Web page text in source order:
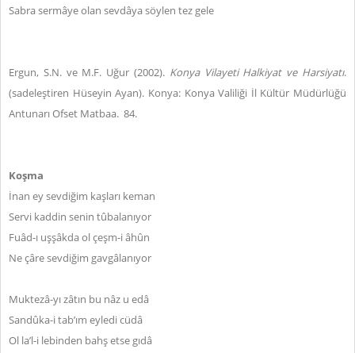
Sabra sermâye olan sevdâya söylen tez gele
Ergun, S.N. ve M.F. Uğur (2002). Konya Vilayeti Halkiyat ve Harsiyatı.
(sadeleştiren Hüseyin Ayan). Konya: Konya Valiliği İl Kültür Müdürlüğü
Antunarı Ofset Matbaa. 84.
Koşma
İnan ey sevdiğim kaşları keman
Servi kaddin senin tûbalanıyor
Fuâd-ı uşşâkda ol çeşm-i âhûn
Ne çâre sevdiğim gavgâlanıyor
Muktezâ-yı zâtın bu nâz u edâ
Sandûka-i tab’ım eyledi cüdâ
Ol la’l-i lebinden bahş etse gıdâ